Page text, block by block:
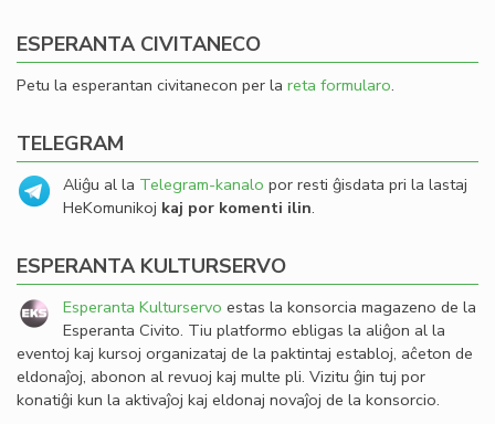
ESPERANTA CIVITANECO
Petu la esperantan civitanecon per la reta formularo.
TELEGRAM
Aliĝu al la Telegram-kanalo por resti ĝisdata pri la lastaj
HeKomunikoj kaj por komenti ilin.
ESPERANTA KULTURSERVO
Esperanta Kulturservo estas la konsorcia magazeno de la
Esperanta Civito. Tiu platformo ebligas la aliĝon al la
eventoj kaj kursoj organizataj de la paktintaj establoj, aĉeton de
eldonaĵoj, abonon al revuoj kaj multe pli. Vizitu ĝin tuj por
konatiĝi kun la aktivaĵoj kaj eldonaj novaĵoj de la konsorcio.